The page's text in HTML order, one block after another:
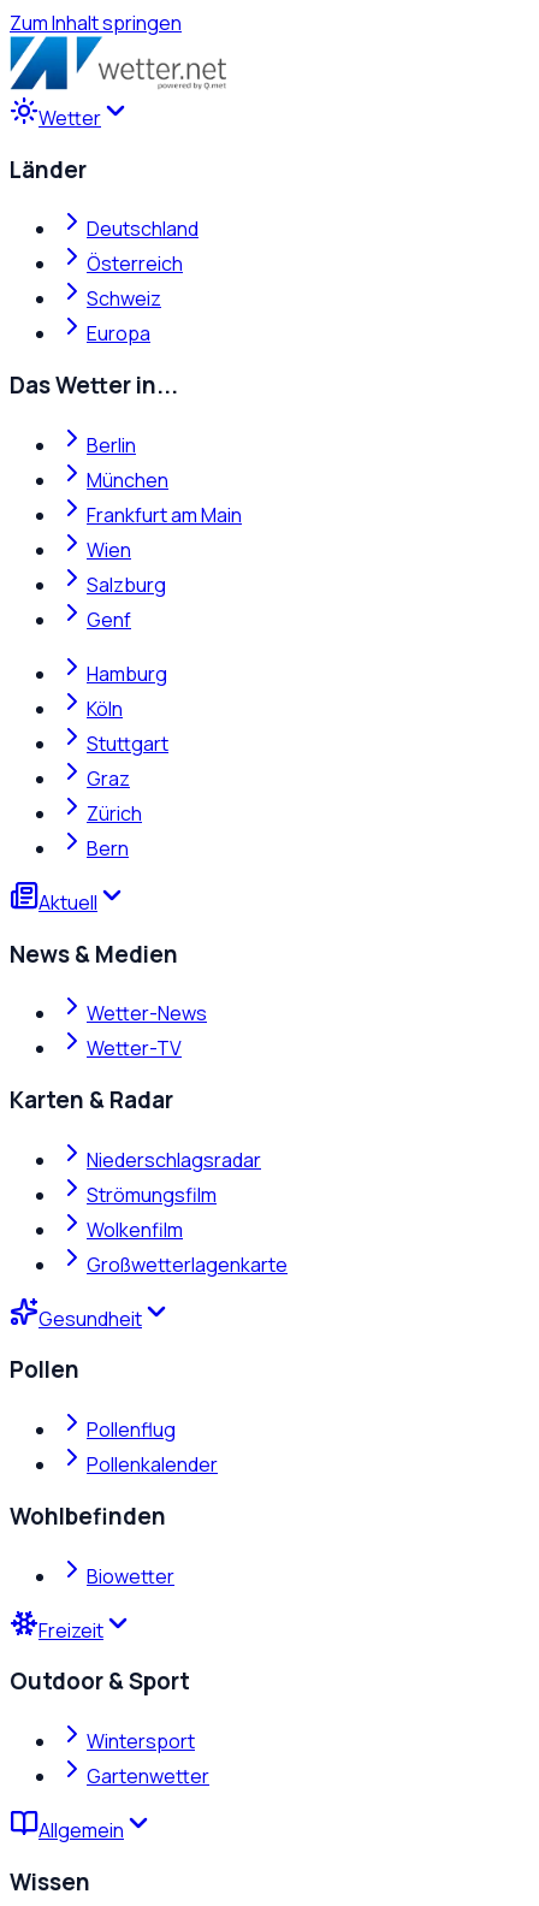
Zum Inhalt springen
Wetter
Länder
Deutschland
Österreich
Schweiz
Europa
Das Wetter in...
Berlin
München
Frankfurt am Main
Wien
Salzburg
Genf
Hamburg
Köln
Stuttgart
Graz
Zürich
Bern
Aktuell
News & Medien
Wetter-News
Wetter-TV
Karten & Radar
Niederschlagsradar
Strömungsfilm
Wolkenfilm
Großwetterlagenkarte
Gesundheit
Pollen
Pollenflug
Pollenkalender
Wohlbefinden
Biowetter
Freizeit
Outdoor & Sport
Wintersport
Gartenwetter
Allgemein
Wissen